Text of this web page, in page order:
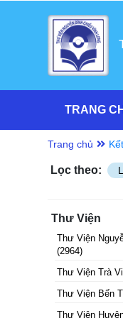
TRANG
Trang chủ
Lọc theo:
Thư Viện
Thư Viện
(2964)
Thư Viện Trà
Thư Viện Bến
Thư Viện